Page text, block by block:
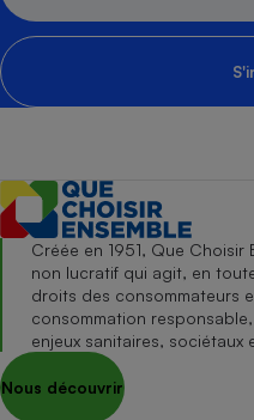
Créée en 1951, Que
non lucratif qui agit, en
droits des consommateurs
consommation
enjeux sanitaires, sociétaux
Nous découvrir